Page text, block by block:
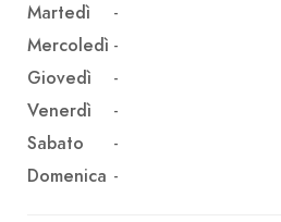
Martedì
-
Mercoledì -
Giovedì
-
Venerdì
-
Sabato
-
Domenica -